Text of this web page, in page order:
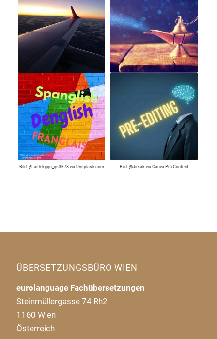
Bild: @faith-kgqu_qs3B78 via Unsplash.com Bild: @Jirsak via Canva Pro-Content
ÜBERSETZUNGSBÜRO WIEN
eurolanguage Fachübersetzungen
Steinmüllergasse 74 Rh2
1160 Wien
Österreich